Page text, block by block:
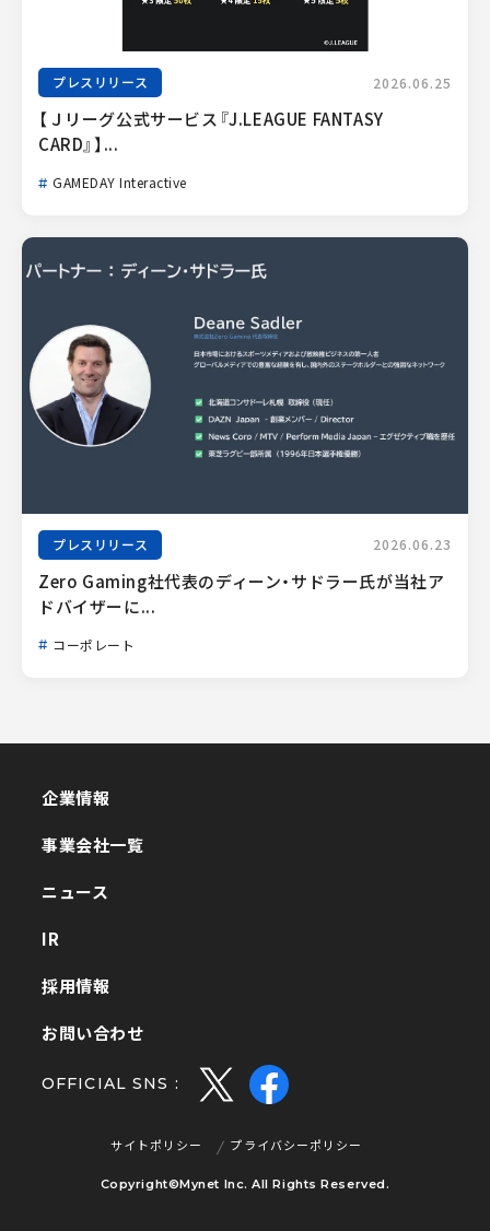
プレスリリース 2026.06.25
【Ｊリーグ公式サービス『J.LEAGUE FANTASY
CARD』】...
GAMEDAY Interactive
プレスリリース 2026.06.23
Zero Gaming社代表のディーン・サドラー氏が当社ア
ドバイザーに...
コーポレート
企業情報
事業会社一覧
ニュース
IR
採用情報
お問い合わせ
OFFICIAL SNS :
サイトポリシー
プライバシーポリシー
Copyright©Mynet Inc. All Rights Reserved.